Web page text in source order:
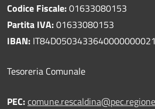
Codice Fiscale:01633080153
Partita IVA:01633080153
IBAN:
Tesoreria Comunale
PEC: